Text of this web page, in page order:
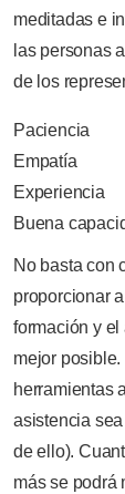
meditadas e
las personas
de los
Paciencia
Empatía
Experiencia
Buena
No basta con
proporcionar
formación y
mejor
herramientas
asistencia
de ello).
más se podrá